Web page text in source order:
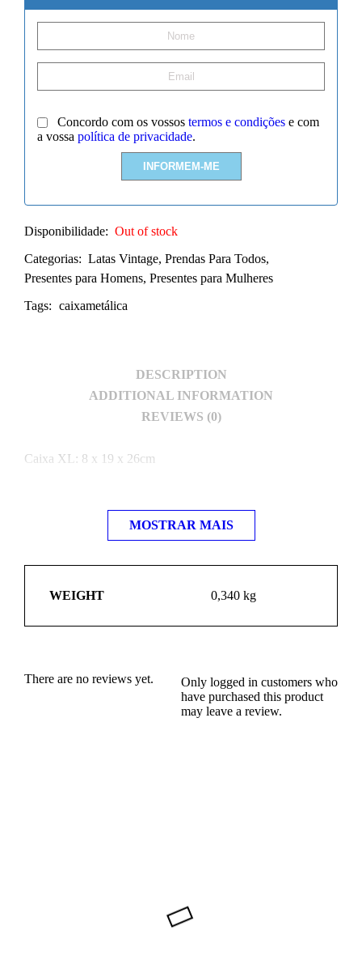
Concordo com os vossos termos e condições e com
a vossa política de privacidade.
Disponibilidade: Out of stock
Categorias: Latas Vintage, Prendas Para Todos,
Presentes para Homens, Presentes para Mulheres
Tags: caixametálica
DESCRIPTION
ADDITIONAL INFORMATION
REVIEWS (0)
Caixa XL: 8 x 19 x 26cm
MOSTRAR MAIS
WEIGHT 0,340 kg
There are no reviews yet.
Only logged in customers who
have purchased this product
may leave a review.